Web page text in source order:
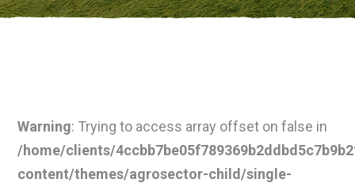
Warning: Trying to access array offset on false in
/home/clients/
content/themes/agrosector-child/single-